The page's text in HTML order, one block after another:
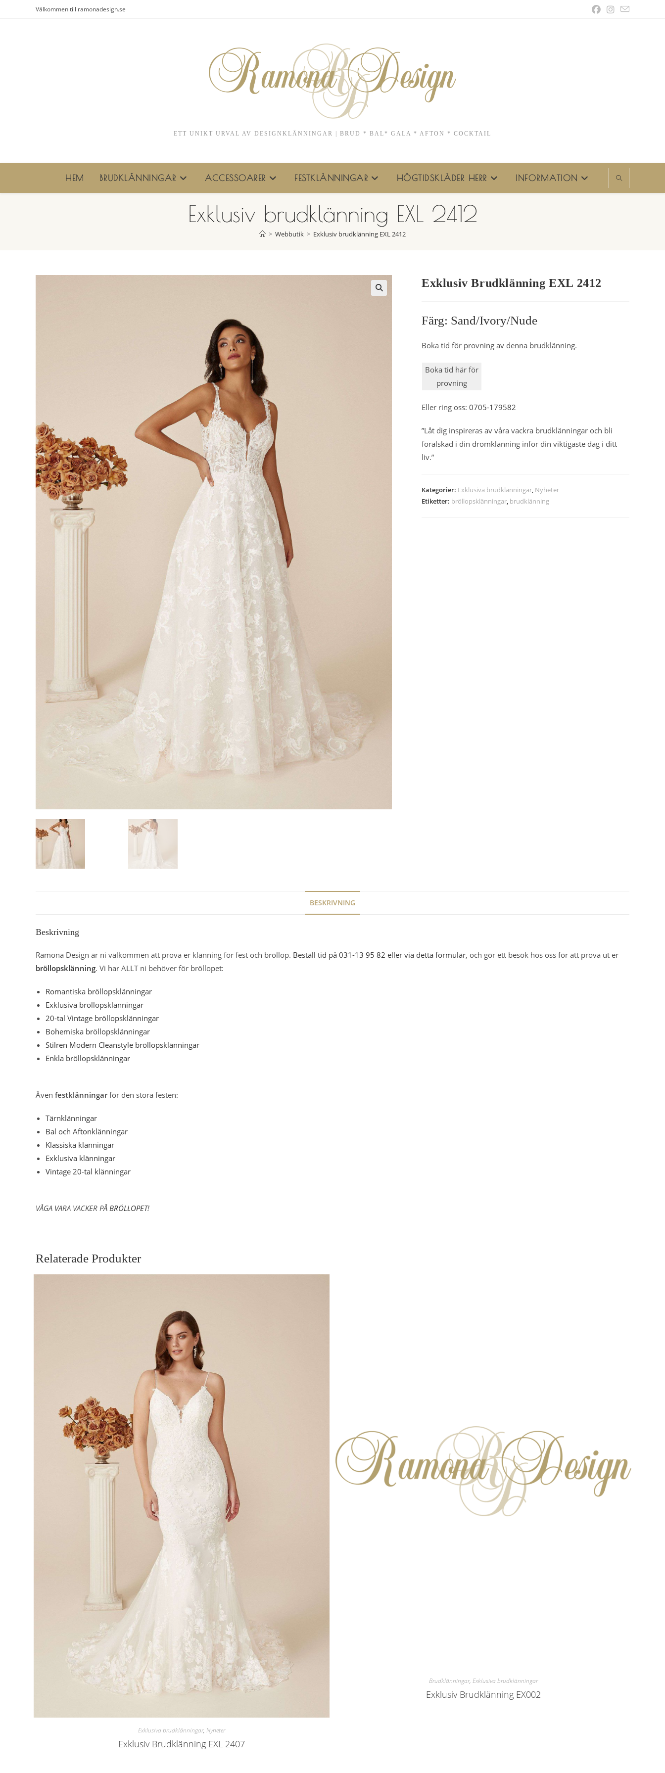
Välkommen till ramonadesign.se
ETT UNIKT URVAL AV DESIGNKLÄNNINGAR | BRUD * BAL* GALA * AFTON * COCKTAIL
HEM BRUDKLÄNNINGAR ACCESSOARER FESTKLÄNNINGAR HÖGTIDSKLÄDER HERR INFORMATION
Exklusiv brudklänning EXL 2412
> Webbutik > Exklusiv brudklänning EXL 2412
Exklusiv Brudklänning EXL 2412
Färg: Sand/ivory/nude
Boka tid för provning av denna brudklänning.
Boka tid här för
provning
Eller ring oss: 0705-179582
”Låt dig inspireras av våra vackra brudklänningar och bli
förälskad i din drömklänning inför din viktigaste dag i ditt
liv.”
Kategorier: Exklusiva brudklänningar, Nyheter
Etiketter: bröllopsklänningar, brudklänning
BESKRIVNING
Beskrivning
Ramona Design är ni välkommen att prova er klänning för fest och bröllop. Beställ tid på 031-13 95 82 eller via detta formulär, och gör ett besök hos oss för att prova ut er
bröllopsklänning. Vi har ALLT ni behöver för bröllopet:
Romantiska bröllopsklänningar
Exklusiva bröllopsklänningar
20-tal Vintage bröllopsklänningar
Bohemiska bröllopsklänningar
Stilren Modern Cleanstyle bröllopsklänningar
Enkla bröllopsklänningar
Även festklänningarför den stora festen:
Tärnklänningar
Bal och Aftonklänningar
Klassiska klänningar
Exklusiva klänningar
Vintage 20-tal klänningar
VÅGA VARA VACKER PÅ BRÖLLOPET!
Relaterade Produkter
Exklusiva brudklänningar, Nyheter
Exklusiv Brudklänning EXL 2407
Brudklänningar, Exklusiva brudklänningar
Exklusiv Brudklänning EX002